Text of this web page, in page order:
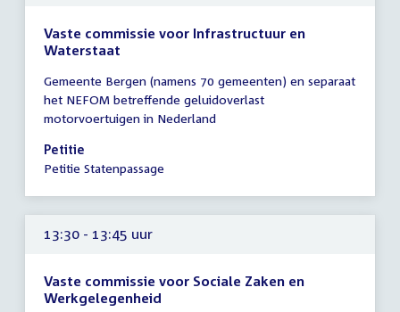
Vaste commissie voor Infrastructuur en
Waterstaat
vergadering
13:30
-
13:45
uur
Gemeente Bergen (namens 70 gemeenten) en separaat
het NEFOM betreffende geluidoverlast
motorvoertuigen in Nederland
Petitie
Petitie Statenpassage
13:30 - 13:45 uur
Vaste commissie voor Sociale Zaken en
Werkgelegenheid